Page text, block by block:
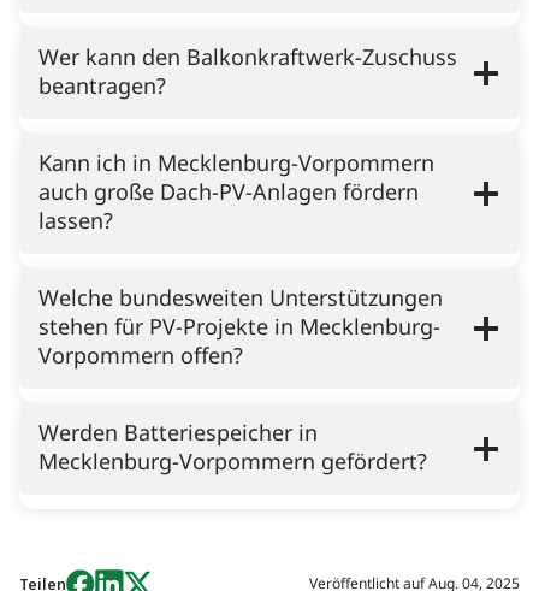
Wer kann den Balkonkraftwerk-Zuschuss
beantragen?
Kann ich in Mecklenburg-Vorpommern
auch große Dach-PV-Anlagen fördern
lassen?
Welche bundesweiten Unterstützungen
stehen für PV-Projekte in Mecklenburg-
Vorpommern offen?
Werden Batteriespeicher in
Mecklenburg-Vorpommern gefördert?
Teilen Veröffentlicht aufAug. 04, 2025